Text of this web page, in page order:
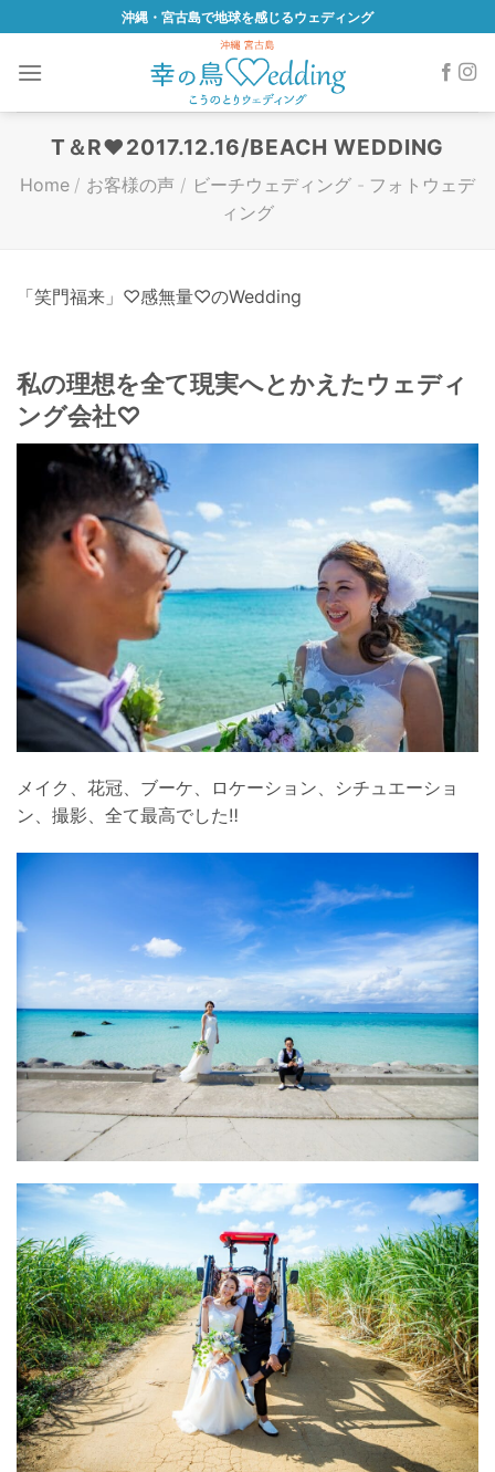
to
content
沖縄・宮古島で地球を感じるウェディング
T＆R♥2017.12.16/BEACH WEDDING
Home / お客様の声 / ビーチウェディング - フォトウェデ
ィング
「笑門福来」♡感無量♡のWedding
私の理想を全て現実へとかえたウェディ
ング会社♡
メイク、花冠、ブーケ、ロケーション、シチュエーショ
ン、撮影、全て最高でした‼︎